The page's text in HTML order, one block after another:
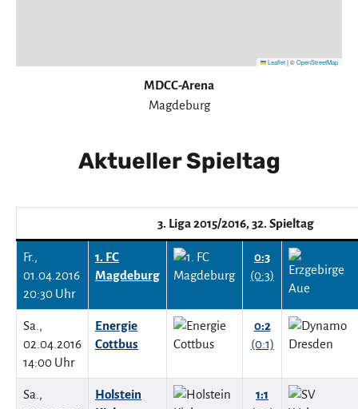
Leaflet|©OpenStreetMap
MDCC-Arena
Magdeburg
Aktueller Spieltag
3. Liga 2015/2016, 32. Spieltag
Fr.,
01.04.2016
20:30 Uhr
1. FC
Magdeburg
0:3
(0:3)
Sa.,
02.04.2016
14:00 Uhr
Energie
Cottbus
0:2
(0:1)
Sa.,
Holstein
1:1